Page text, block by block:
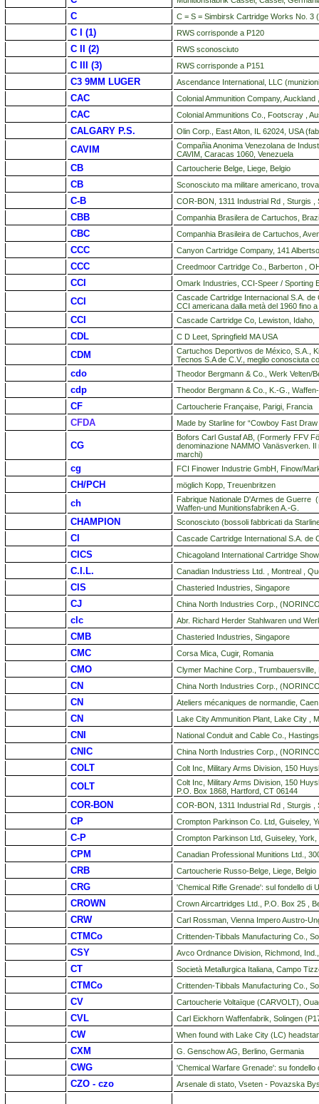
C С= S = Simbirsk Cartridge Works No. 3
C I (1) RWS corrisponde a P120
C II (2) RWS sconosciuto
C III (3) RWS corrisponde a P151
C3 9MM LUGER Ascendance International, LLC
CAC Colonial Ammunition Company, Auckland
CAC Colonial Ammunitions Co., Footscray ,
CALGARY P.S. Olin Corp., East Alton, IL 62024, USA
CAVIM
Compañia Anonima Venezolana de
CAVIM, Caracas 1060, Venezuela
CB Cartoucherie Belge, Liege, Belgio
CB Sconosciuto ma militare americano,
C-B COR-BON, 1311 Industrial Rd , Sturgis
CBB Companhia Brasilera de Cartuchos,
CBC Companhia Brasileira de Cartuchos,
CCC Canyon Cartridge Company, 141
CCC Creedmoor Cartridge Co., Barberton ,
CCI Omark Industries, CCI-Speer /
CCI
Cascade Cartridge Internacional S.A.
CCI americana dalla metà del 1960 fino
CCI Cascade Cartridge Co, Lewiston, Idaho,
CDL C D Leet, Springfield MA USA
CDM
Cartuchos Deportivos de México, S.A.,
Tecnos S.A de C.V., meglio conosciuta
cdo Theodor Bergmann & Co., Werk Velten/
cdp Theodor Bergmann & Co., K.-G.,
CF Cartoucherie Française, Parigi, Francia
CFDA Made by Starline for “Cowboy Fast
CG
Bofors Carl Gustaf AB, (Formerly FFV
denominazione NAMMO Vanäsverken.
marchi)
cg FCI Finower Industrie GmbH, Finow/
CH/PCH möglich Kopp, Treuenbritzen
ch
Fabrique Nationale D'Armes de Guerre
Waffen-und Munitionsfabriken A.-G.
CHAMPION Sconosciuto (bossoli fabbricati da
CI Cascade Cartridge International S.A. de
CICS Chicagoland International Cartridge
C.I.L. Canadian Industriess Ltd. , Montreal ,
CIS Chasteried Industries, Singapore
CJ China North Industries Corp.,
clc Abr. Richard Herder Stahlwaren und
CMB Chasteried Industries, Singapore
CMC Corsa Mica, Cugir, Romania
CMO Clymer Machine Corp., Trumbauersville,
CN China North Industries Corp.,
CN Ateliers mécaniques de normandie,
CN Lake City Ammunition Plant, Lake City ,
CNI National Conduit and Cable Co.,
CNIC China North Industries Corp.,
COLT Colt Inc, Military Arms Division, 150
COLT
Colt Inc, Military Arms Division, 150
P.O. Box 1868, Hartford, CT 06144
COR-BON COR-BON, 1311 Industrial Rd , Sturgis ,
CP Crompton Parkinson Co. Ltd, Guiseley,
C-P Crompton Parkinson Ltd, Guiseley,
CPM Canadian Professional Munitions Ltd.,
CRB Cartoucherie Russo-Belge, Liege, Belgio
CRG 'Chemical Rifle Grenade': sul fondello di
CROWN Crown Aircartridges Ltd., P.O. Box 25 ,
CRW Carl Rossman, Vienna Impero Austro-
CTMCo Crittenden-Tibbals Manufacturing Co.,
CSY Avco Ordnance Division, Richmond,
CT Società Metallurgica Italiana, Campo
CTMCo Crittenden-Tibbals Manufacturing Co.,
CV Cartoucherie Voltaïque (CARVOLT),
CVL Carl Eickhorn Waffenfabrik, Solingen
CW When found with Lake City (LC)
CXM G. Genschow AG, Berlino, Germania
CWG 'Chemical Warfare Grenade': su fondello
CZO - czo Arsenale di stato, Vseten - Povazska